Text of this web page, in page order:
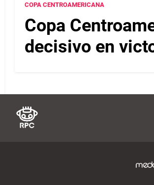
COPA CENTROAMERICANA
Copa
decisivo en